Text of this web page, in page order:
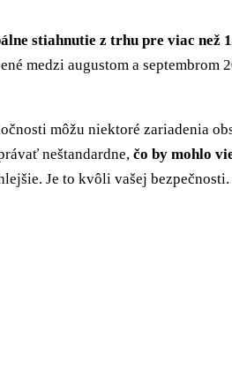
stiahnutie z trhu pre viac než
medzi augustom a
môžu niektoré zariadenia
neštandardne, čo by mohlo
Je to kvôli vašej bezpečnosti.